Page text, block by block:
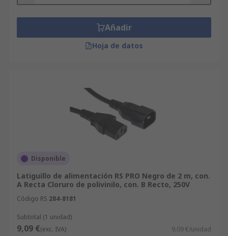
Añadir
Hoja de datos
Disponible
Latiguillo de alimentación RS PRO Negro de 2 m, con.
A Recta Cloruro de polivinilo, con. B Recto, 250V
Código RS 284-8181
Subtotal (1 unidad)
9,09 €(exc. IVA) 9,09 €/unidad